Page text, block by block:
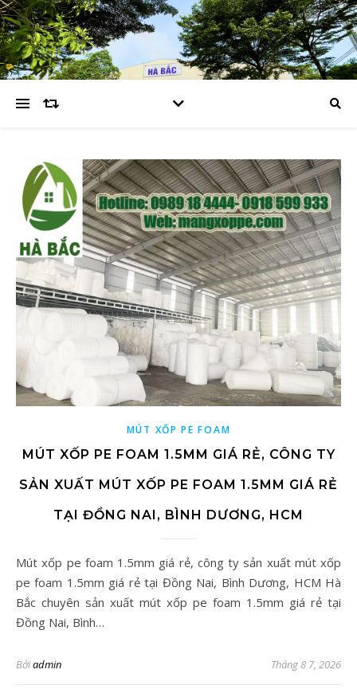
MÚT XỐP PE FOAM
MÚT XỐP PE FOAM 1.5MM GIÁ RẺ, CÔNG TY
SẢN XUẤT MÚT XỐP PE FOAM 1.5MM GIÁ RẺ
TẠI ĐỒNG NAI, BÌNH DƯƠNG, HCM
Mút xốp pe foam 1.5mm giá rẻ, công ty sản xuất mút xốp
pe foam 1.5mm giá rẻ tại Đồng Nai, Bình Dương, HCM Hà
Bắc chuyên sản xuất mút xốp pe foam 1.5mm giá rẻ tại
Đồng Nai, Bình…
Bởiadmin Tháng 8 7, 2026